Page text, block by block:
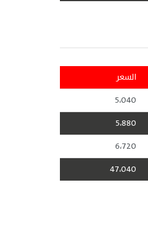
السعر
5،040
5،880
6،720
47،040